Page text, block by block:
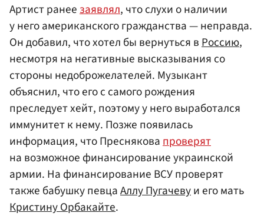
Артист ранеезаявлял, что слухи о наличии
у него американского гражданства — неправда.
Он добавил, что хотел бы вернуться вРоссию,
несмотря на негативные высказывания со
стороны недоброжелателей. Музыкант
объяснил, что его с самого рождения
преследует хейт, поэтому у него выработался
иммунитет к нему. Позже появилась
информация, что Пресняковапроверят
на возможное финансирование украинской
армии. На финансирование ВСУ проверят
также бабушку певцаАллу Пугачевуи его мать
Кристину Орбакайте.